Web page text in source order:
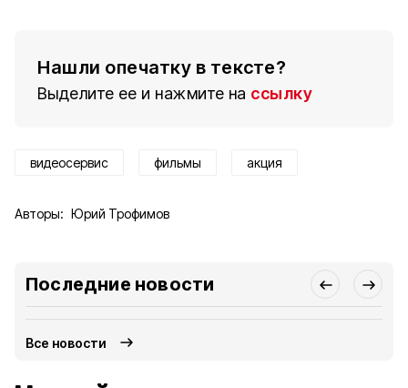
Нашли опечатку в тексте?
Выделите ее и нажмите на ссылку
видеосервис фильмы акция
Авторы: Юрий Трофимов
Последние новости
Все новости